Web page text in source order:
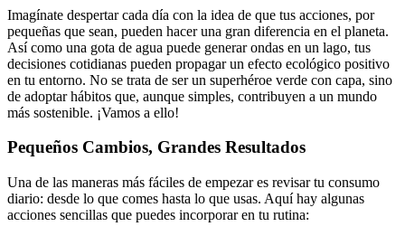
Imagínate despertar cada día con la idea de que tus acciones, por
pequeñas que sean, pueden hacer una gran diferencia en el planeta.
Así como una gota de agua puede generar ondas en un lago, tus
decisiones cotidianas pueden propagar un efecto ecológico positivo
en tu entorno. No se trata de ser un superhéroe verde con capa, sino
de adoptar hábitos que, aunque simples, contribuyen a un mundo
más sostenible. ¡Vamos a ello!
Pequeños Cambios, Grandes Resultados
Una de las maneras más fáciles de empezar es revisar tu consumo
diario: desde lo que comes hasta lo que usas. Aquí hay algunas
acciones sencillas que puedes incorporar en tu rutina: